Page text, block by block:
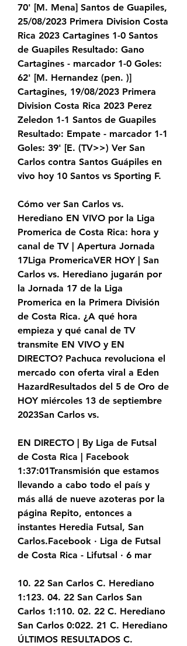
70' [M. Mena] Santos de Guapiles,
25/08/2023 Primera Division Costa
Rica 2023 Cartagines 1-0 Santos
de Guapiles Resultado: Gano
Cartagines - marcador 1-0 Goles:
62' [M. Hernandez (pen. )]
Cartagines, 19/08/2023 Primera
Division Costa Rica 2023 Perez
Zeledon 1-1 Santos de Guapiles
Resultado: Empate - marcador 1-1
Goles: 39' [E. (TV>>) Ver San
Carlos contra Santos Guápiles en
vivo hoy 10 Santos vs Sporting F.
Cómo ver San Carlos vs.
Herediano EN VIVO por la Liga
Promerica de Costa Rica: hora y
canal de TV | Apertura Jornada
17Liga PromericaVER HOY | San
Carlos vs. Herediano jugarán por
la Jornada 17 de la Liga
Promerica en la Primera División
de Costa Rica. ¿A qué hora
empieza y qué canal de TV
transmite EN VIVO y EN
DIRECTO? Pachuca revoluciona el
mercado con oferta viral a Eden
HazardResultados del 5 de Oro de
HOY miércoles 13 de septiembre
2023San Carlos vs.
EN DIRECTO | By Liga de Futsal
de Costa Rica | Facebook
1:37:01Transmisión que estamos
llevando a cabo todo el país y
más allá de nueve azoteras por la
página Repito, entonces a
instantes Heredia Futsal, San
Carlos.Facebook · Liga de Futsal
de Costa Rica - Lifutsal · 6 mar
10. 22 San Carlos C. Herediano
1:123. 04. 22 San Carlos San
Carlos 1:110. 02. 22 C. Herediano
San Carlos 0:022. 21 C. Herediano
ÚLTIMOS RESULTADOS C.